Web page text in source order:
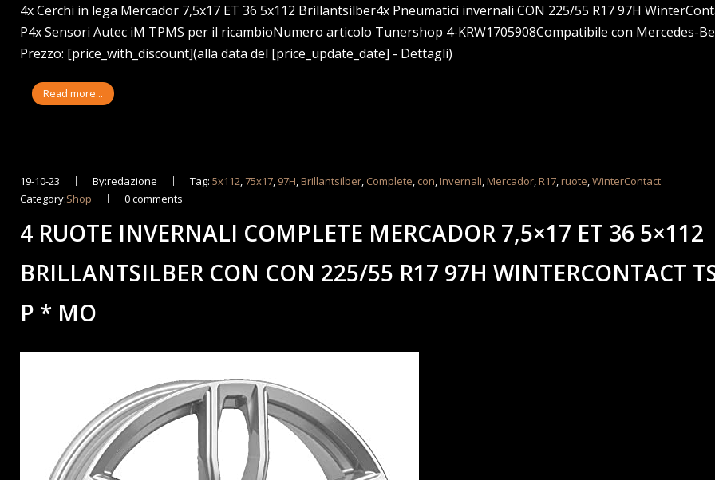
4x Cerchi in lega Mercador 7,5x17 ET 36 5x112 Brillantsilber4x Pneumatici invernali CON 225/55 R17 97H
P4x Sensori Autec iM TPMS per il ricambioNumero articolo Tunershop 4-KRW1705908Compatibile con Mercedes-
Prezzo: [price_with_discount](alla data del [price_update_date] - Dettagli)
Read more...
19-10-23 By:redazione Tag:5x112 ,75x17 97H ,Brillantsilber Complete con ,Invernali ,Mercador ,R17 ,ruote ,WinterContact
Category:Shop 0 comments
4 RUOTE INVERNALI COMPLETE MERCADOR 7,5×17 ET 36 5×112
BRILLANTSILBER CON CON 225/55 R17 97H WINTERCONTACT
P * MO